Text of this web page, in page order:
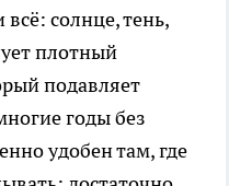
солнце, тень,
плотный
подавляет
годы без
удобен там, где